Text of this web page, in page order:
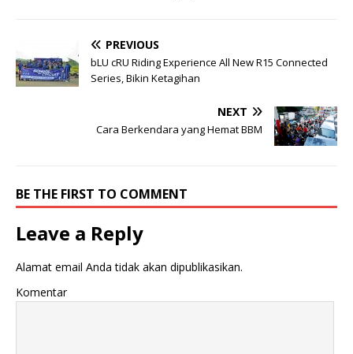
PREVIOUS
bLU cRU Riding Experience All New R15 Connected
Series, Bikin Ketagihan
NEXT
Cara Berkendara yang Hemat BBM
BE THE FIRST TO COMMENT
Leave a Reply
Alamat email Anda tidak akan dipublikasikan.
Komentar